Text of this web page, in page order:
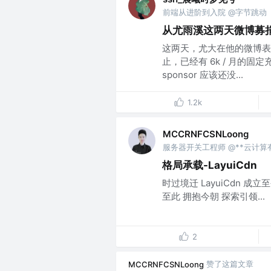
前端从进阶到入院 @字节跳动
从尤雨溪这两天微博募
这两天，尤大在他的微博
止，已经有 6k / 月的固定
sponsor 应该还没...
1.2k
MCCRNFCSNLoong
服务器开关工程师 @**云计算
格局承载-LayuiCdn
时过境迁 LayuiCdn 成立
至此 拥抱今朝 探索引领...
2
MCCRNFCSNLoong 赞了这篇文章